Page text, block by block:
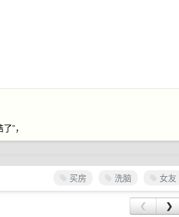
”，
买房 洗脑 女友
❮ ❯